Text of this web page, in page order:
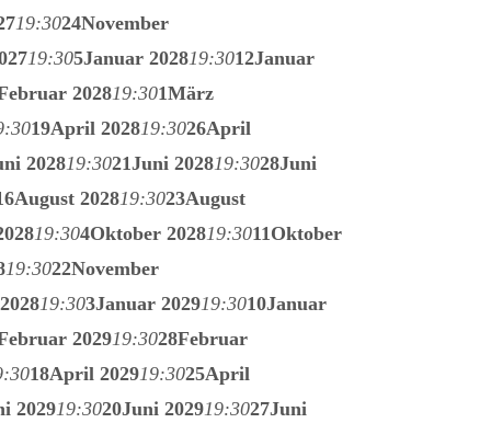
19:3024November
19:305Januar 202819:3012Januar
202819:301März
19April 202819:3026April
202819:3021Juni 202819:3028Juni
August 202819:3023August
19:304Oktober 202819:3011 Oktober
19:3022November
19:303Januar 202919:3010Januar
202919:3028Februar
18April 202919:3025April
202919:3020Juni 202919:3027Juni